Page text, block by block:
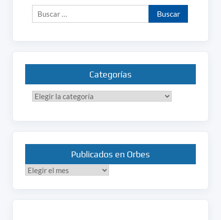
Buscar:
Categorías
Categorías
Publicados en Orbes
Publicados